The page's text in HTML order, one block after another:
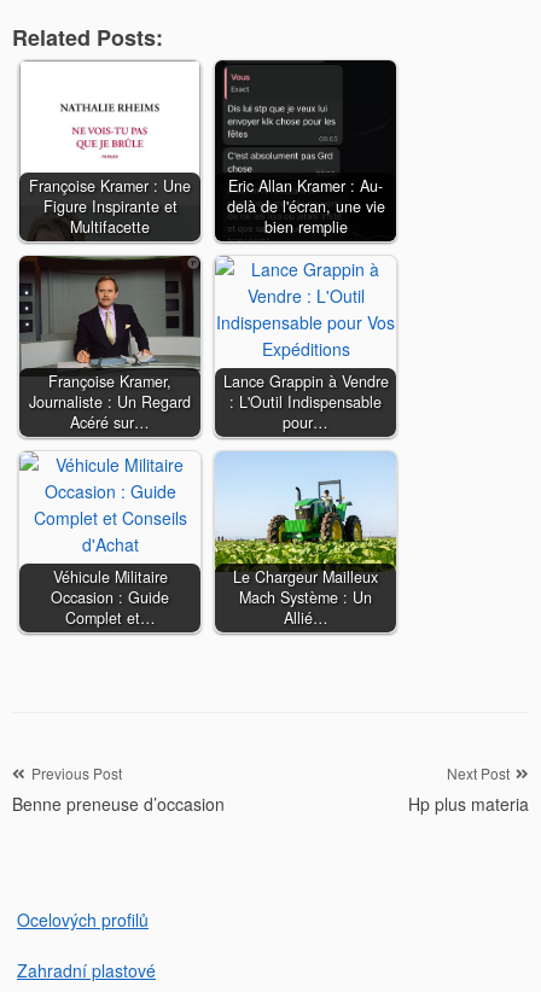
Related Posts:
Françoise Kramer : Une
Figure Inspirante et
Multifacette
Eric Allan Kramer : Au-
delà de l'écran, une vie
bien remplie
Françoise Kramer,
Journaliste : Un Regard
Acéré sur…
Lance Grappin à Vendre
: L'Outil Indispensable
pour…
Véhicule Militaire
Occasion : Guide
Complet et…
Le Chargeur Mailleux
Mach Système : Un
Allié…
Navigation
de
Previous Post
Benne preneuse d’occasion
Next Post
Hp plus materia
Ocelových profilů
Zahradní plastové